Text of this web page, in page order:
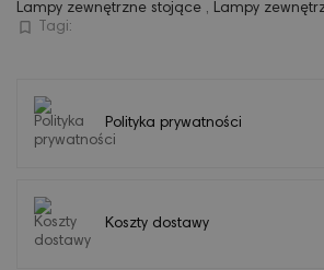
Lampy zewnętrzne stojące , Lampy
bookmark_border Tagi:
Polityka prywatności
Koszty dostawy